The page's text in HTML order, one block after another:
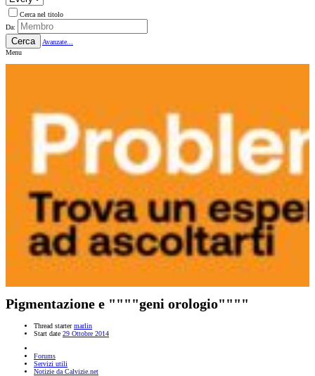
Cerca nel titolo
Da:
Cerca
Avanzate...
Menu
Pigmentazione e """"geni orologio""""
Thread starter marlin
Start date 29 Ottobre 2014
Forums
Servizi utili
Notizie da Calvizie.net